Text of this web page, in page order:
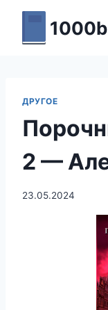
Перейти
содержимому
ДРУГОЕ
2 —
23.05.2024